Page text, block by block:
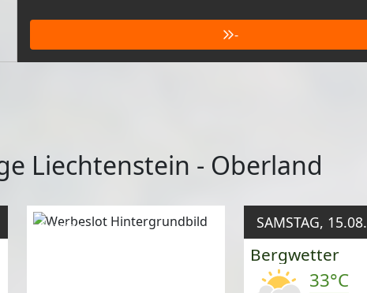
-
Liechtenstein - Oberland
Anzeige SAMSTAG, 15.08.
Bergwetter
33°C